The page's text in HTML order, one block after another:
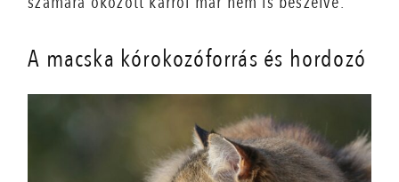
A macska kórokozóforrás és hordozó